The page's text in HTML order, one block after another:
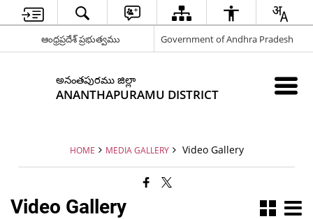
ఆంధ్రప్రదేశ్ ప్రభుత్వము Government of Andhra Pradesh
అనంతపురము జిల్లా
ANANTHAPURAMU DISTRICT
HOME MEDIA GALLERY Video Gallery
Video Gallery